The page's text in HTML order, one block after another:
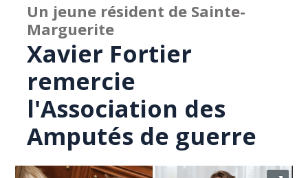
Un jeune résident de Sainte-
Marguerite
Xavier Fortier
remercie
l'Association des
Amputés de guerre